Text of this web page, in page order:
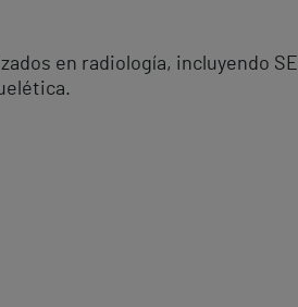
en radiología, incluyendo